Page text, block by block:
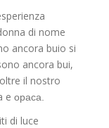
di nome
ancora buio si
ancora bui,
il nostro
eopaca.
di luce